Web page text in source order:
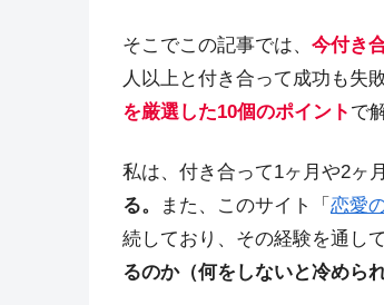
そこでこの記事では、 今付き
人以上と付き合って成功も失
を厳選した10個のポイント で
私は、付き合って1ヶ月や2ヶ
る。
また、このサイト「 恋愛
続しており、その経験を通し
るのか（何をしないと冷めら